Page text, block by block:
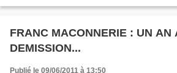
FRANC MACONNERIE : UN AN
DEMISSION...
Publié le 09/06/2011 à 13:50